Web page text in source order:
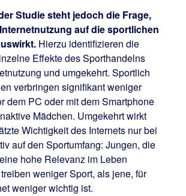
Studie steht jedoch die Frage,
auf die sportlichen
Hierzu identifizieren die
Effekte des Sporthandelns
und umgekehrt. Sportlich
verbringen signifikant weniger
dem PC oder mit dem Smartphone
Mädchen. Umgekehrt wirkt
Wichtigkeit des Internets nur bei
auf den Sportumfang: Jungen, die
hohe Relevanz im Leben
weniger Sport, als jene, für
weniger wichtig ist.